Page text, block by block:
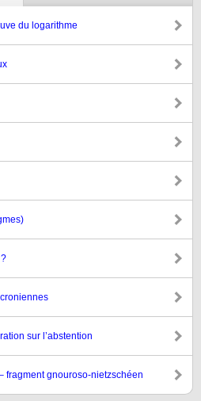
du logarithme
sur l’abstention
fragment gnouroso-nietzschéen